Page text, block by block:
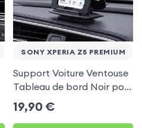
SONY XPERIA Z5 PREMIUM
Support Voiture Ventouse
Tableau de bord Noir pour
Sony Xperia Z5 Premium
19,90 €